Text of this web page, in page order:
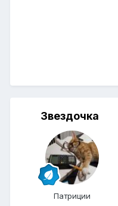
Звездочка
Патриции